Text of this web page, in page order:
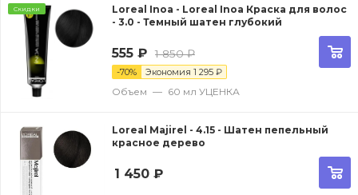
Скидки
Loreal Inoa - Loreal Inoa Краска для волос
- 3.0 - Темный шатен глубокий
555 ₽ 1 850₽
-70% Экономия 1 295 ₽
Объем — 60 мл УЦЕНКА
Loreal Majirel - 4.15 - Шатен пепельный
красное дерево
1 450 ₽